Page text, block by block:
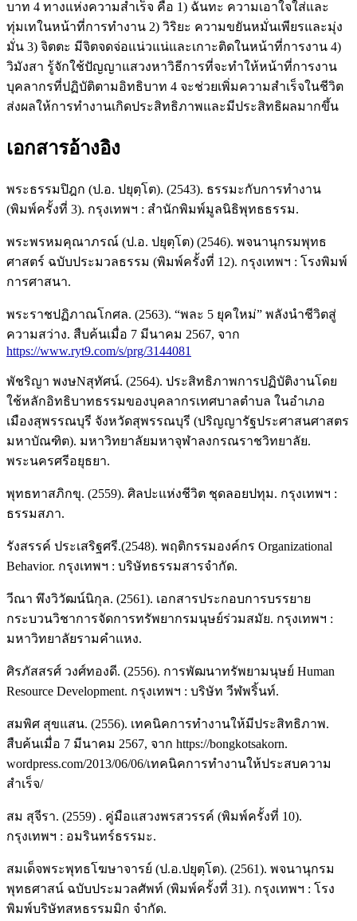
บาท 4 ทางแห่งความสำเร็จ คือ 1) ฉันทะ ความเอาใจใส่และ
ทุ่มเทในหน้าที่การทำงาน 2) วิริยะ ความขยันหมั่นเพียรและมุ่ง
มั่น 3) จิตตะ มีจิตจดจ่อแน่วแน่และเกาะติดในหน้าที่การงาน 4)
วิมังสา รู้จักใช้ปัญญาแสวงหาวิธีการที่จะทำให้หน้าที่การงาน
บุคลากรที่ปฏิบัติตามอิทธิบาท 4 จะช่วยเพิ่มความสำเร็จในชีวิต
ส่งผลให้การทำงานเกิดประสิทธิภาพและมีประสิทธิผลมากขึ้น
เอกสารอ้างอิง
พระธรรมปิฎก (ป.อ. ปยุตฺโต). (2543). ธรรมะกับการทำงาน
(พิมพ์ครั้งที่ 3). กรุงเทพฯ : สำนักพิมพ์มูลนิธิพุทธธรรม.
พระพรหมคุณาภรณ์ (ป.อ. ปยุตฺโต) (2546). พจนานุกรมพุทธ
ศาสตร์ ฉบับประมวลธรรม (พิมพ์ครั้งที่ 12). กรุงเทพฯ : โรงพิมพ์
การศาสนา.
พระราชปฏิภาณโกศล. (2563). “พละ 5 ยุคใหม่” พลังนำชีวิตสู่
ความสว่าง. สืบค้นเมื่อ 7 มีนาคม 2567, จาก
https://www.ryt9.com/s/prg/3144081
พัชริญา พงษNสุทัศน์. (2564). ประสิทธิภาพการปฏิบัติงานโดย
ใช้หลักอิทธิบาทธรรมของบุคลากรเทศบาลตำบล ในอำเภอ
เมืองสุพรรณบุรี จังหวัดสุพรรณบุรี (ปริญญารัฐประศาสนศาสตร
มหาบัณฑิต). มหาวิทยาลัยมหาจุฬาลงกรณราชวิทยาลัย.
พระนครศรีอยุธยา.
พุทธทาสภิกขุ. (2559). ศิลปะแห่งชีวิต ชุดลอยปทุม. กรุงเทพฯ :
ธรรมสภา.
รังสรรค์ ประเสริฐศรี.(2548). พฤติกรรมองค์กร Organizational
Behavior. กรุงเทพฯ : บริษัทธรรมสารจำกัด.
วีณา พึงวิวัฒน์นิกุล. (2561). เอกสารประกอบการบรรยาย
กระบวนวิชาการจัดการทรัพยากรมนุษย์ร่วมสมัย. กรุงเทพฯ :
มหาวิทยาลัยรามคำแหง.
ศิรภัสสรศ์ วงศ์ทองดี. (2556). การพัฒนาทรัพยามนุษย์ Human
Resource Development. กรุงเทพฯ : บริษัท วีฬพริ้นท์.
สมพิศ สุขแสน. (2556). เทคนิคการทำงานให้มีประสิทธิภาพ.
สืบค้นเมื่อ 7 มีนาคม 2567, จาก https://bongkotsakorn.
wordpress.com/2013/06/06/เทคนิคการทำงานให้ประสบความ
สำเร็จ/
สม สุจีรา. (2559) . คู่มือแสวงพรสวรรค์ (พิมพ์ครั้งที่ 10).
กรุงเทพฯ : อมรินทร์ธรรมะ.
สมเด็จพระพุทธโฆษาจารย์ (ป.อ.ปยุตฺโต). (2561). พจนานุกรม
พุทธศาสน์ ฉบับประมวลศัพท์ (พิมพ์ครั้งที่ 31). กรุงเทพฯ : โรง
พิมพ์บริษัทสหธรรมมิก จำกัด.